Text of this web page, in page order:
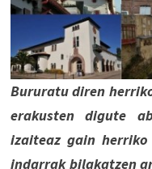
Bururatu diren
erakusten digute
izaiteaz gain
indarrak bilakatzen